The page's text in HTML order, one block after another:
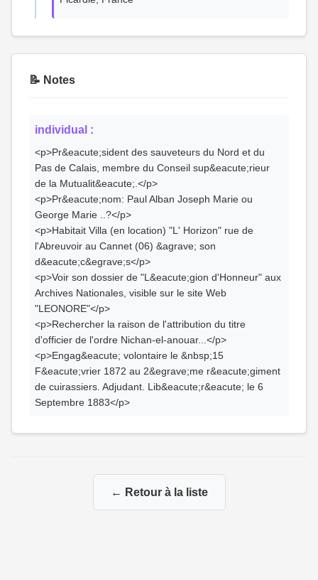
📝 Notes
individual :
<p>Pr&eacute;sident des sauveteurs du Nord et du
Pas de Calais, membre du Conseil sup&eacute;rieur
de la Mutualit&eacute;.</p>
<p>Pr&eacute;nom: Paul Alban Joseph Marie ou
George Marie ..?</p>
<p>Habitait Villa (en location) "L' Horizon" rue de
l'Abreuvoir au Cannet (06) &agrave; son
d&eacute;c&egrave;s</p>
<p>Voir son dossier de "L&eacute;gion d'Honneur" aux
Archives Nationales, visible sur le site Web
"LEONORE"</p>
<p>Rechercher la raison de l'attribution du titre
d'officier de l'ordre Nichan-el-anouar...</p>
<p>Engag&eacute; volontaire le &nbsp;15
F&eacute;vrier 1872 au 2&egrave;me r&eacute;giment
de cuirassiers. Adjudant. Lib&eacute;r&eacute; le 6
Septembre 1883</p>
← Retour à la liste